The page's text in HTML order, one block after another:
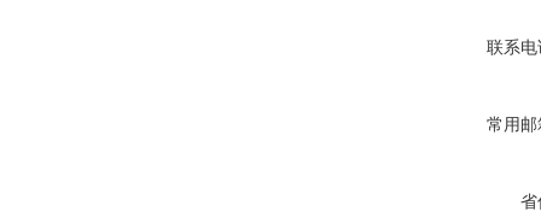
联系电
常用邮
省